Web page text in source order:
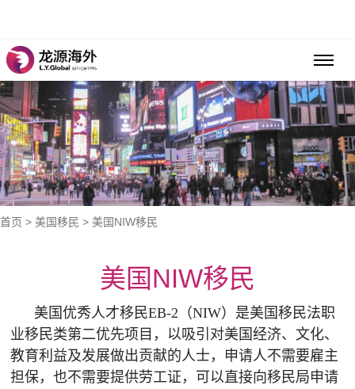
首页 > 美国移民 > 美国NIW移民
美国NIW移民
美国优秀人才移民EB-2（NIW）是美国移民法职
业移民类第二优先项目，以吸引对美国经济、文化、
教育利益及发展做出贡献的人士，申请人不需要雇主
担保，也不需要提供劳工证，可以直接向移民局申请